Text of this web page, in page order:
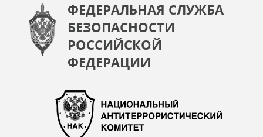
ФЕДЕРАЛЬНАЯ СЛУЖБА
БЕЗОПАСНОСТИ
РОССИЙСКОЙ
ФЕДЕРАЦИИ